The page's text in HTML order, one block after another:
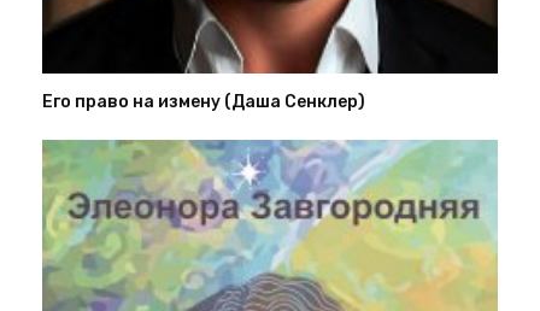
Его право на измену (Даша Сенклер)